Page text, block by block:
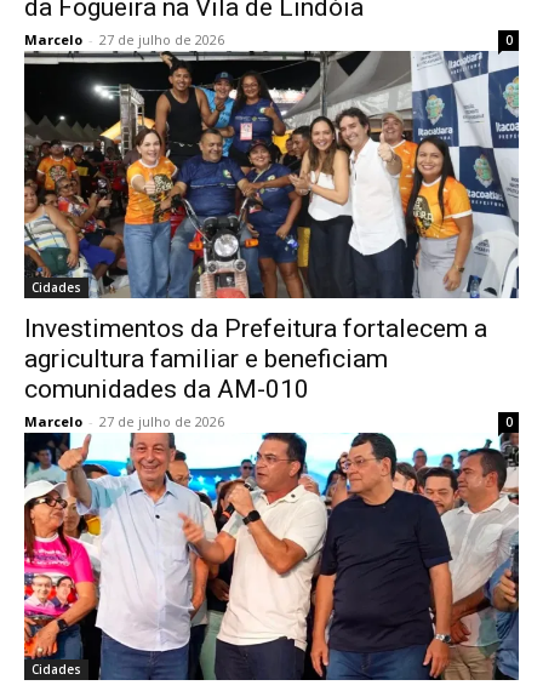
da Fogueira na Vila de Lindóia
Marcelo - 27 de julho de 2026 0
Cidades
Investimentos da Prefeitura fortalecem a
agricultura familiar e beneficiam
comunidades da AM-010
Marcelo - 27 de julho de 2026 0
Cidades